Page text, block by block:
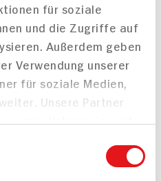
für soziale
und die Zugriffe auf
Außerdem geben
Verwendung unserer
für soziale Medien,
Unsere Partner
die sie im Rahmen
Hirschbraten mit
Kartoffeltarte und